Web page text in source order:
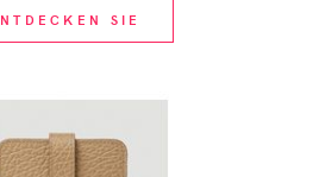
SIE